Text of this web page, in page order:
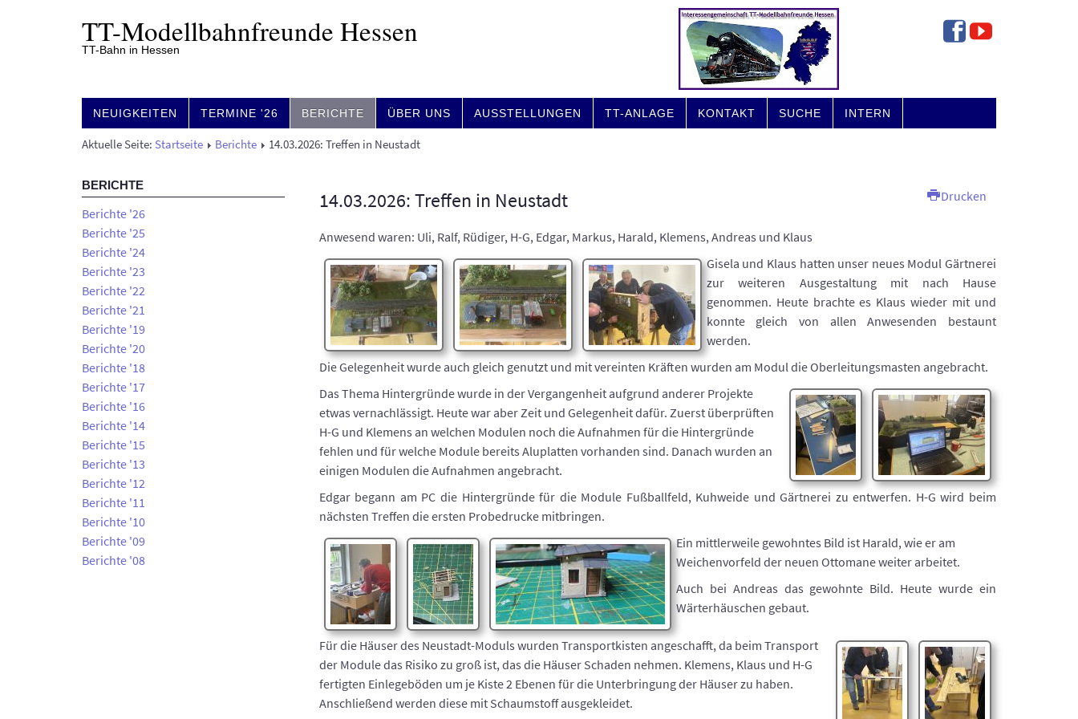
TT-Modell­bahn­freunde Hessen
TT-Bahn in Hessen
NEUIGKEITEN TERMINE '26 BERICHTE ÜBER UNS AUSSTELLUNGEN TT-ANLAGE KONTAKT SUCHE INTERN
Aktuelle Seite: Startseite Berichte 14.03.2026: Treffen in Neustadt
BERICHTE
Berichte '26
Berichte '25
Berichte '24
Berichte '23
Berichte '22
Berichte '21
Berichte '19
Berichte '20
Berichte '18
Berichte '17
Berichte '16
Berichte '14
Berichte '15
Berichte '13
Berichte '12
Berichte '11
Berichte '10
Berichte '09
Berichte '08
Drucken
14.03.2026: Treffen in Neustadt
Anwesend waren: Uli, Ralf, Rüdiger, H-G, Edgar, Markus, Harald, Klemens, Andreas und Klaus
Gisela und Klaus hatten unser neues Modul Gärtnerei
zur weiteren Ausgestaltung mit nach Hause
genommen. Heute brachte es Klaus wieder mit und
konnte gleich von allen Anwesenden bestaunt
werden.
Die Gelegenheit wurde auch gleich genutzt und mit vereinten Kräften wurden am Modul die Oberleitungsmasten angebracht.
Das Thema Hintergründe wurde in der Vergangenheit aufgrund anderer Projekte
etwas vernachlässigt. Heute war aber Zeit und Gelegenheit dafür. Zuerst überprüften
H-G und Klemens an welchen Modulen noch die Aufnahmen für die Hintergründe
fehlen und für welche Module bereits Aluplatten vorhanden sind. Danach wurden an
einigen Modulen die Aufnahmen angebracht.
Edgar begann am PC die Hintergründe für die Module Fußballfeld, Kuhweide und Gärtnerei zu entwerfen. H-G wird beim
nächsten Treffen die ersten Probedrucke mitbringen.
Ein mittlerweile gewohntes Bild ist Harald, wie er am
Weichenvorfeld der neuen Ottomane weiter arbeitet.
Auch bei Andreas das gewohnte Bild. Heute wurde ein
Wärterhäuschen gebaut.
Für die Häuser des Neustadt-Moduls wurden Transportkisten angeschafft, da beim Transport
der Module das Risiko zu groß ist, das die Häuser Schaden nehmen. Klemens, Klaus und H-G
fertigten Einlegeböden um je Kiste 2 Ebenen für die Unterbringung der Häuser zu haben.
Anschließend werden diese mit Schaumstoff ausgekleidet.